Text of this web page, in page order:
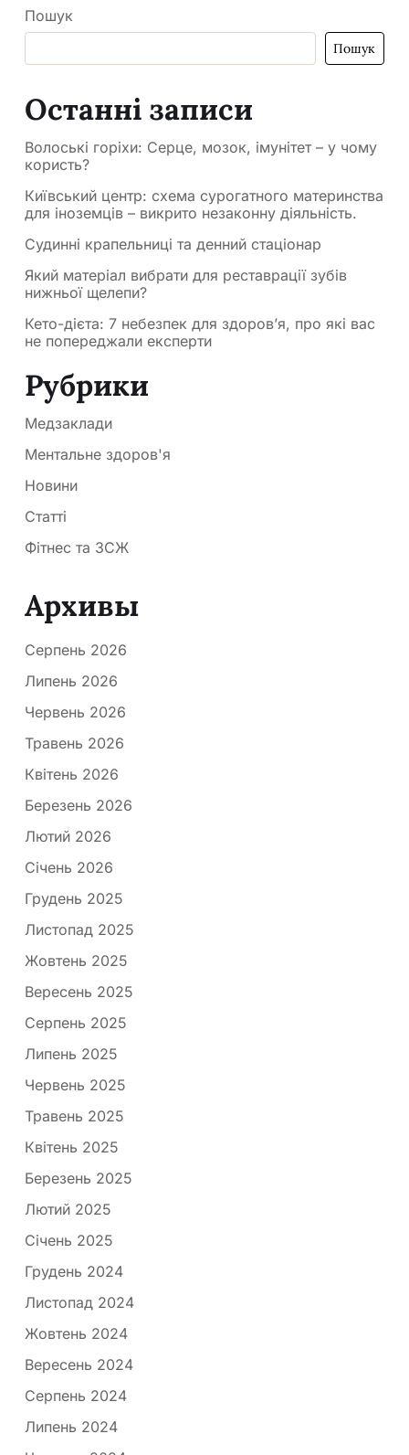
Пошук
Пошук
Останні записи
Волоські горіхи: Серце, мозок, імунітет – у чому
користь?
Київський центр: схема сурогатного материнства
для іноземців – викрито незаконну діяльність.
Судинні крапельниці та денний стаціонар
Який матеріал вибрати для реставрації зубів
нижньої щелепи?
Кето-дієта: 7 небезпек для здоров’я, про які вас
не попереджали експерти
Рубрики
Медзаклади
Ментальне здоров'я
Новини
Статті
Фітнес та ЗСЖ
Архивы
Серпень 2026
Липень 2026
Червень 2026
Травень 2026
Квітень 2026
Березень 2026
Лютий 2026
Січень 2026
Грудень 2025
Листопад 2025
Жовтень 2025
Вересень 2025
Серпень 2025
Липень 2025
Червень 2025
Травень 2025
Квітень 2025
Березень 2025
Лютий 2025
Січень 2025
Грудень 2024
Листопад 2024
Жовтень 2024
Вересень 2024
Серпень 2024
Липень 2024